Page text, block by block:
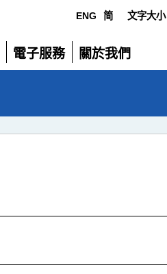
ENG 简 文字大小
電子服務
展
關於我們
展